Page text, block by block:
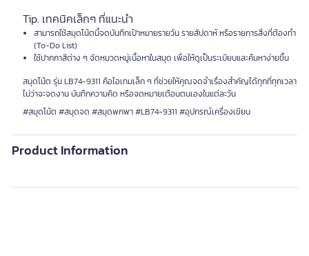
Tip. เทคนิคเล็กๆ ที่แนะนำ
สามารถใช้สมุดโน้ตนี้จดบันทึกเป้าหมายรายวัน รายสัปดาห์ หรือรายการสิ่งที่ต้องทำ
(To-Do List)
ใช้ปากกาสีต่าง ๆ จัดหมวดหมู่เนื้อหาในสมุด เพื่อให้ดูเป็นระเบียบและค้นหาง่ายขึ้น
สมุดโน้ต รุ่น LB74-9311 คือไอเทมเล็ก ๆ ที่ช่วยให้คุณจดจำเรื่องสำคัญได้ทุกที่ทุกเวลา
ไม่ว่าจะจดงาน บันทึกความคิด หรือจดหมายเตือนตนเองในแต่ละวัน
#สมุดโน้ต #สมุดจด #สมุดพกพา #LB74-9311 #อุปกรณ์เครื่องเขียน
Product Information